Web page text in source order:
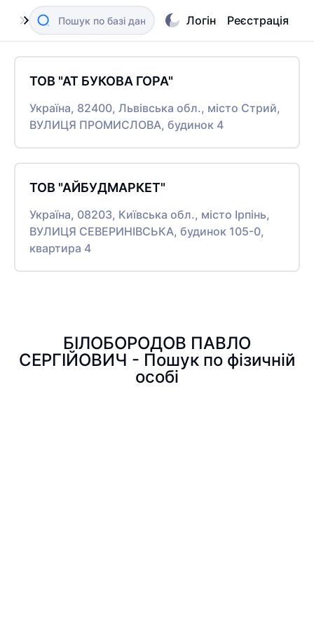
Логін Реєстрація
ТОВ "АТ БУКОВА ГОРА"
Україна, 82400, Львівська обл., місто Стрий,
ВУЛИЦЯ ПРОМИСЛОВА, будинок 4
ТОВ "АЙБУДМАРКЕТ"
Україна, 08203, Київська обл., місто Ірпінь,
ВУЛИЦЯ СЕВЕРИНІВСЬКА, будинок 105-0,
квартира 4
БІЛОБОРОДОВ ПАВЛО
СЕРГІЙОВИЧ - Пошук по фізичній
особі